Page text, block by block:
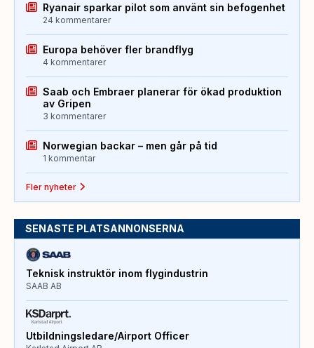
Ryanair sparkar pilot som använt sin befogenhet
24 kommentarer
Europa behöver fler brandflyg
4 kommentarer
Saab och Embraer planerar för ökad produktion
av Gripen
3 kommentarer
Norwegian backar – men går på tid
1 kommentar
Fler nyheter
SENASTE PLATSANNONSERNA
Teknisk instruktör inom flygindustrin
SAAB AB
Utbildningsledare/Airport Officer